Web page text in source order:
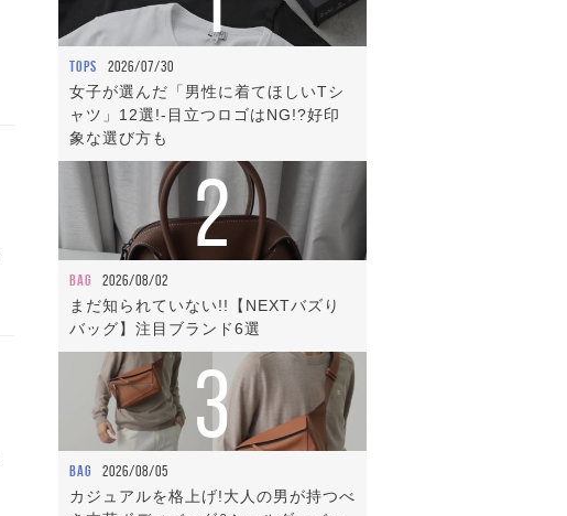
TOPS 2026/07/30
女子が選んだ「男性に着てほしいTシ
ャツ」12選!-目立つロゴはNG!?好印
象な選び方も
2
BAG 2026/08/02
まだ知られていない!!【NEXTバズり
バッグ】注目ブランド6選
3
BAG 2026/08/05
カジュアルを格上げ!大人の男が持つべ